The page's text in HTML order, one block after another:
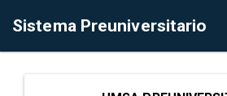
Sistema Preuniversitario